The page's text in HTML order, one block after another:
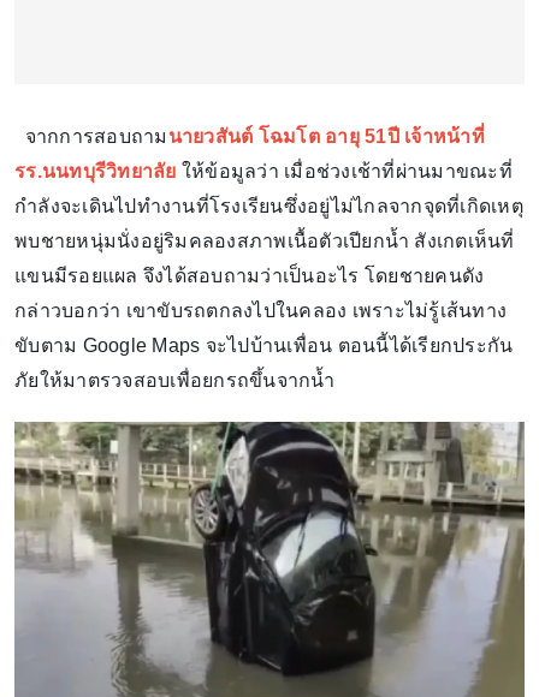
จากการสอบถาม นายวสันต์ โฉมโต อายุ 51ปี เจ้าหน้าที่
รร.นนทบุรีวิทยาลัย ให้ข้อมูลว่า เมื่อช่วงเช้าที่ผ่านมาขณะที่
กำลังจะเดินไปทำงานที่โรงเรียนซึ่งอยู่ไม่ไกลจากจุดที่เกิดเหตุ
พบชายหนุ่มนั่งอยู่ริมคลองสภาพเนื้อตัวเปียกน้ำ สังเกตเห็นที่
แขนมีรอยแผล จึงได้สอบถามว่าเป็นอะไร โดยชายคนดัง
กล่าวบอกว่า เขาขับรถตกลงไปในคลอง เพราะไม่รู้เส้นทาง
ขับตาม Google Maps จะไปบ้านเพื่อน ตอนนี้ได้เรียกประกัน
ภัยให้มาตรวจสอบเพื่อยกรถขึ้นจากน้ำ